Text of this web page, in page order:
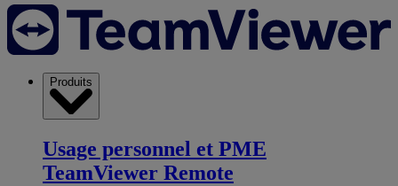
Produits
Usage personnel et PME
TeamViewer Remote